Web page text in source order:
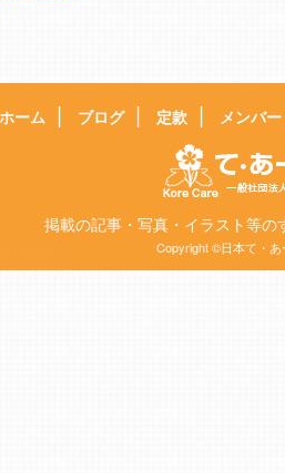
ホーム ブログ 定款 メンバー
掲載の記事・写真・イラスト等
Copyright ©日本て・